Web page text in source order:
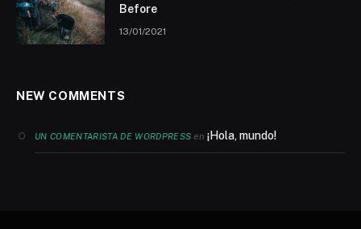
Before
13/01/2021
NEW COMMENTS
UN COMENTARISTA DE WORDPRESS en¡Hola, mundo!